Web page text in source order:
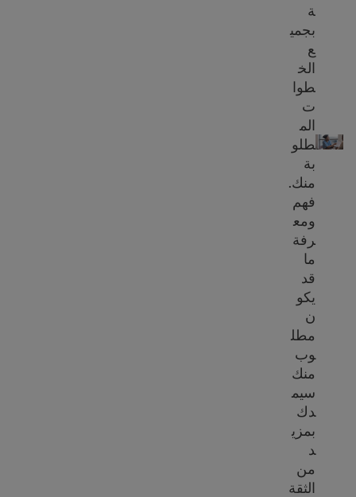
خطوات التقديم للحصول على المواطنة في الولايات المتحدة.
ة
بجمي
ع
الخ
طوا
ت
الم
طلو
بة
منك.
فهم
ومع
رفة
ما
قد
يكو
ن
مطل
وب
منك
سيم
دك
بمزي
د
من
الثقة